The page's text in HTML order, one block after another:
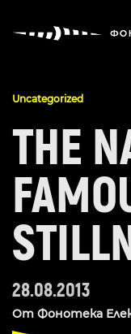
Uncategorized
THE
28.08.2013
От Фонотека